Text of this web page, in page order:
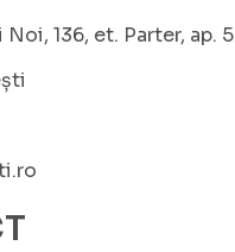
136, et. Parter, ap. 5